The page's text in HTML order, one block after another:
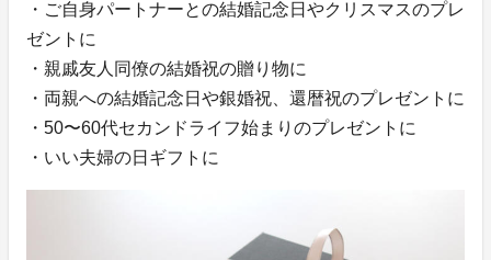
・ご自身パートナーとの結婚記念日やクリスマスのプレ
ゼントに
・親戚友人同僚の結婚祝の贈り物に
・両親への結婚記念日や銀婚祝、還暦祝のプレゼントに
・50〜60代セカンドライフ始まりのプレゼントに
・いい夫婦の日ギフトに